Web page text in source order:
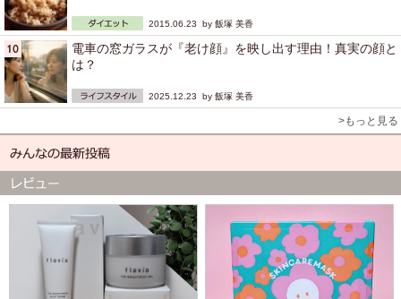
2015.06.23 by 飯塚 美香
電車の窓ガラスが『老け顔』を映し出す理由！真実の顔と
は？
2025.12.23 by 飯塚 美香
>もっと見る